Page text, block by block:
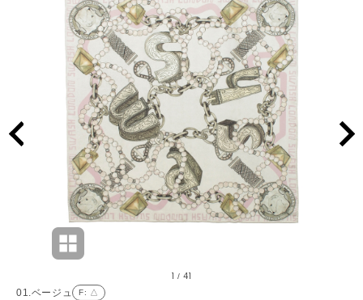
01.ベージュ F: △
1 /41